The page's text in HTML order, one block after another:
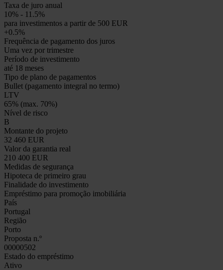
Taxa de juro anual
10% - 11.5%
para investimentos a partir de 500 EUR
+0.5%
Frequência de pagamento dos juros
Uma vez por trimestre
Período de investimento
até 18 meses
Tipo de plano de pagamentos
Bullet (pagamento integral no termo)
LTV
65% (max. 70%)
Nível de risco
B
Montante do projeto
32 460 EUR
Valor da garantia real
210 400 EUR
Medidas de segurança
Hipoteca de primeiro grau
Finalidade do investimento
Empréstimo para promoção imobiliária
País
Portugal
Região
Porto
Proposta n.º
00000502
Estado do empréstimo
Ativo